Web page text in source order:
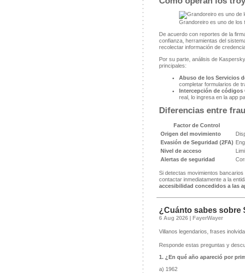
Grandoreiro es uno de los
De acuerdo con reportes de la
confianza, herramientas del
recolectar información de
Por su parte, análisis de
principales:
Abuso de los Servicios
completar formularios de
Intercepción de códigos
real, lo ingresa en la app
Diferencias entre
Factor de Control
Origen del movimiento
Evasión de Seguridad (2FA)
Nivel de acceso
Alertas de seguridad
Si detectas movimientos
contactar inmediatamente a la
accesibilidad concedidos a las
¿Cuánto sabes sobre
6 Aug 2026 | FayerWayer
Villanos legendarios, frases
Responde estas preguntas y
1. ¿En qué año apareció por
a) 1962